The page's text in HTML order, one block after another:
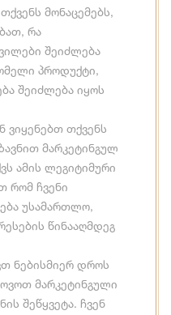
მონაცემებს,
რა
შეიძლება
პროდუქტი,
შეიძლება იყოს
თქვენს
მარკეტინგულ
ამის ლეგიტიმური
რომ ჩვენი
უსამართლო,
წინააღმდეგ
ნებისმიერ დროს
მარკეტინგული
შეწყვეტა. ჩვენ